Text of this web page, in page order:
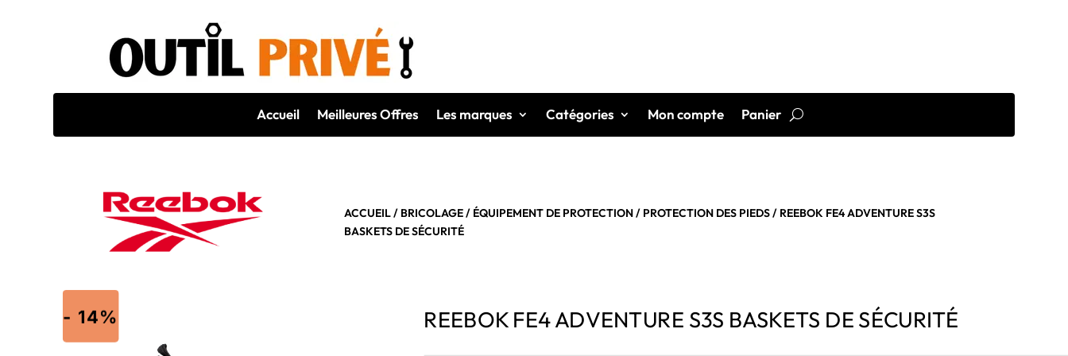
Accueil Meilleures Offres Les marques Catégories Mon compte Panier
ACCUEIL/ BRICOLAGE/ ÉQUIPEMENT DE PROTECTION/ PROTECTION DES PIEDS/ REEBOK FE4 ADVENTURE S3S
BASKETS DE SÉCURITÉ
- 14% REEBOK FE4 ADVENTURE S3S BASKETS DE SÉCURITÉ